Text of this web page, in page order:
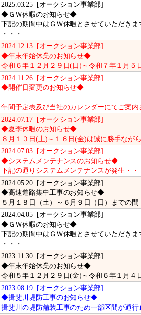
2025.03.25 [オークション事業部]
◆ＧＷ休暇のお知らせ◆
下記の期間中はＧＷ休暇とさせていただきま
・・・
2024.12.13 [オークション事業部]
◆年末年始休業のお知らせ◆
令和６年１２月２９日(日)～令和７年１月５
2024.11.26 [オークション事業部]
◆開催日変更のお知らせ◆
年間予定表及び当社のカレンダーにてご案内
2024.07.17 [オークション事業部]
◆夏季休暇のお知らせ◆
８月１０日(土)～１６日(金)は誠に勝手なが
2024.07.03 [オークション事業部]
◆システムメンテナンスのお知らせ◆
下記の通りシステムメンテナンスが発生・・
2024.05.20 [オークション事業部]
◆高速道路集中工事のお知らせ◆
５月１８日（土）～６月９日（日）までの間
2024.04.05 [オークション事業部]
◆ＧＷ休暇のお知らせ◆
下記の期間中はＧＷ休暇とさせていただきま
・・・
2023.11.30 [オークション事業部]
◆年末年始休業のお知らせ◆
令和５年１２月２９日(金)～令和６年１月４
2023.08.19 [オークション事業部]
◆揖斐川堤防工事のお知らせ◆
揖斐川の堤防舗装工事のため一部区間が通行